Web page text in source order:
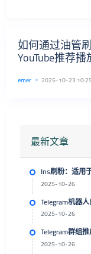
如何通过油管
YouTube推荐
emer 2025-10-23 10:25
最新文章
Ins刷粉：适用
2025-10-26
Telegram机器
2025-10-26
Telegram群组
2025-10-26